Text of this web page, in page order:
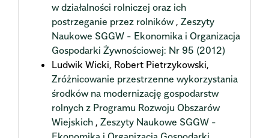
w działalności rolniczej oraz ich
postrzeganie przez rolników, Zeszyty
Naukowe SGGW - Ekonomika i Organizacja
Gospodarki Żywnościowej: Nr 95 (2012)
Ludwik Wicki, Robert Pietrzykowski,
Zróżnicowanie przestrzenne wykorzystania
środków na modernizację gospodarstw
rolnych z Programu Rozwoju Obszarów
Wiejskich , Zeszyty Naukowe SGGW -